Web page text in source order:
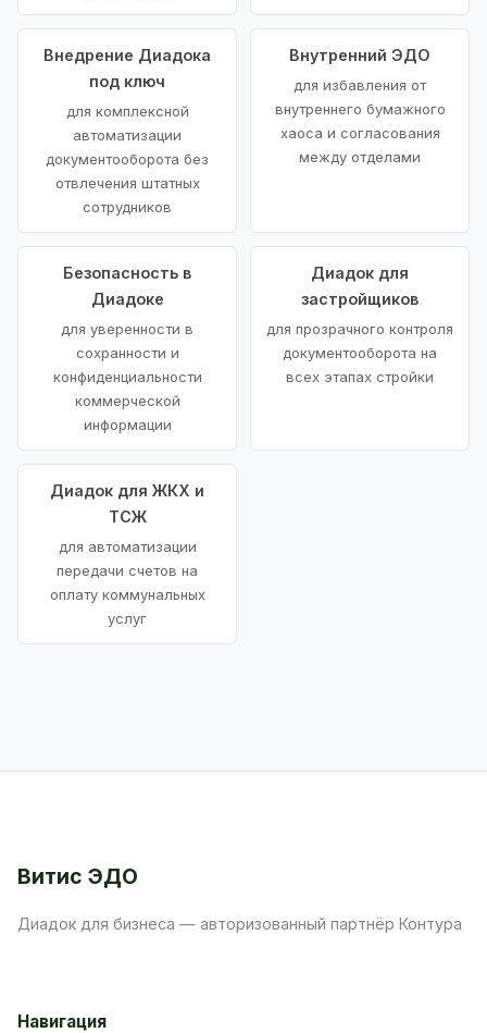
Внедрение Диадока
под ключ
для комплексной
автоматизации
документооборота без
отвлечения штатных
сотрудников
Внутренний ЭДО
для избавления от
внутреннего бумажного
хаоса и согласования
между отделами
Безопасность в
Диадоке
для уверенности в
сохранности и
конфиденциальности
коммерческой
информации
Диадок для
застройщиков
для прозрачного контроля
документооборота на
всех этапах стройки
Диадок для ЖКХ и
ТСЖ
для автоматизации
передачи счетов на
оплату коммунальных
услуг
Витис ЭДО
Диадок для бизнеса — авторизованный партнёр Контура
Навигация